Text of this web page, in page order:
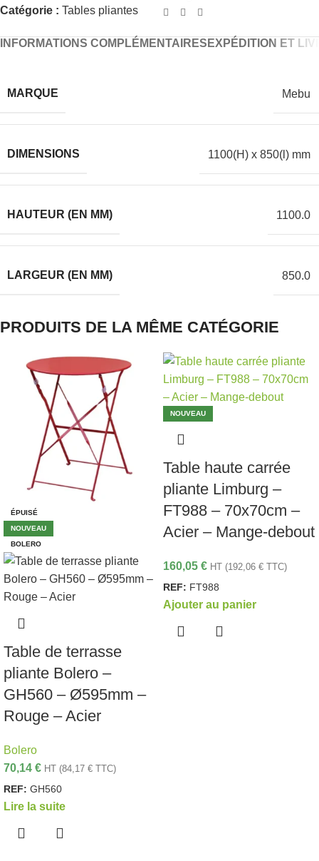
Catégorie : Tables pliantes
INFORMATIONS COMPLÉMENTAIRES EXPÉDITION ET
MARQUE Mebu
DIMENSIONS 1100(H) x 850(l) mm
HAUTEUR (EN MM) 1100.0
LARGEUR (EN MM) 850.0
PRODUITS DE LA MÊME CATÉGORIE
ÉPUISÉ
NOUVEAU
BOLERO
Table de terrasse
pliante Bolero –
GH560 – Ø595mm –
Rouge – Acier
Bolero
70,14 € HT (84,17 € TTC)
REF: GH560
Lire la suite
NOUVEAU
Table haute carrée
pliante Limburg –
FT988 – 70x70cm –
Acier – Mange-debout
160,05 € HT (192,06 € TTC)
REF: FT988
Ajouter au panier